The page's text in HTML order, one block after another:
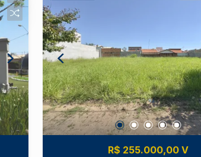
R$ 255.000,00 V